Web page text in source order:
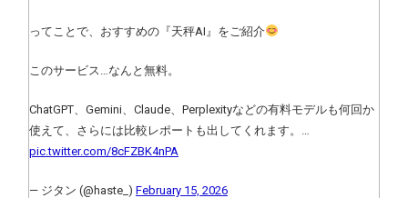
ってことで、おすすめの『天秤AI』をご紹介
このサービス…なんと無料。
ChatGPT、Gemini、Claude、Perplexityなどの有料モデルも何回か
使えて、さらには比較レポートも出してくれます。…
pic.twitter.com/8cFZBK4nPA
— ジタン (@haste_) February 15, 2026